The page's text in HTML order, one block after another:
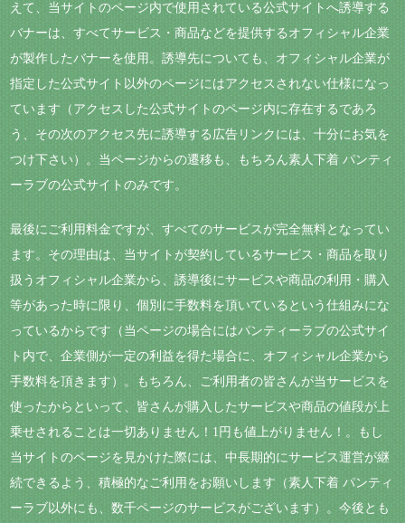
えて、当サイトのページ内で使用されている公式サイトへ誘導する
バナーは、すべてサービス・商品などを提供するオフィシャル企業
が製作したバナーを使用。誘導先についても、オフィシャル企業が
指定した公式サイト以外のページにはアクセスされない仕様になっ
ています（アクセスした公式サイトのページ内に存在するであろ
う、その次のアクセス先に誘導する広告リンクには、十分にお気を
つけ下さい）。当ページからの遷移も、もちろん素人下着 パンティ
ーラブの公式サイトのみです。
最後にご利用料金ですが、すべてのサービスが完全無料となってい
ます。その理由は、当サイトが契約しているサービス・商品を取り
扱うオフィシャル企業から、誘導後にサービスや商品の利用・購入
等があった時に限り、個別に手数料を頂いているという仕組みにな
っているからです（当ページの場合にはパンティーラブの公式サイ
ト内で、企業側が一定の利益を得た場合に、オフィシャル企業から
手数料を頂きます）。もちろん、ご利用者の皆さんが当サービスを
使ったからといって、皆さんが購入したサービスや商品の値段が上
乗せされることは一切ありません！1円も値上がりません！。もし
当サイトのページを見かけた際には、中長期的にサービス運営が継
続できるよう、積極的なご利用をお願いします（素人下着 パンティ
ーラブ以外にも、数千ページのサービスがございます）。今後とも